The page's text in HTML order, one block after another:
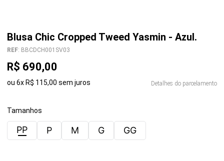
Blusa Chic Cropped Tweed Yasmin - Azul.
REF: BBCDCH001SV03
R$ 690,00
ou 6x R$ 115,00 sem juros Detalhes do parcelamento
Tamanhos
PP P M G GG